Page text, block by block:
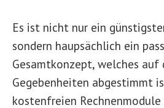
Es ist nicht nur ein
sondern haupsächlich ein
Gesamtkonzept, welches auf
Gegebenheiten abgestimmt
kostenfreien